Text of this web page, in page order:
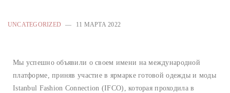
UNCATEGORIZED 11 МАРТА 2022
Мы успешно объявили о своем имени на международной
платформе, приняв участие в ярмарке готовой одежды и моды
Istanbul Fashion Connection (IFCO), которая проходила в